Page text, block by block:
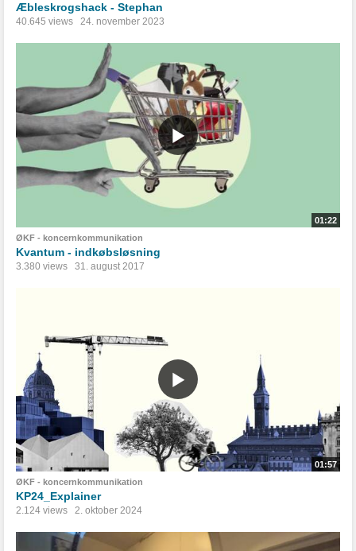
Æbleskrogshack - Stephan
40.645 views 24. november 2023
01:22
ØKF - koncernkommunikation
Kvantum - indkøbsløsning
3.380 views 31. august 2017
01:57
ØKF - koncernkommunikation
KP24_Explainer
2.124 views 2. oktober 2024